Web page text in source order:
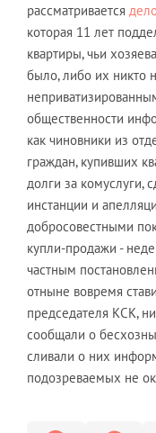
рассматривается
которая 11 лет
квартиры, чьи
было, либо их никто
общественности
как чиновники из
граждан, купивших
долги за комуслуги,
инстанции и
добросовестными
купли-продажи -
частным
отныне вовремя
председателя КСК,
сообщали о
сливали о них
подозреваемых не